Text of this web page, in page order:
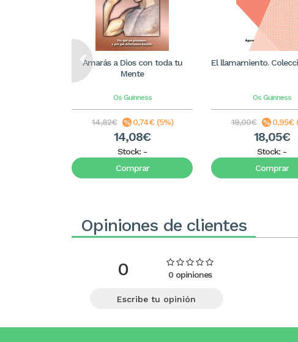
Amarás a Dios con toda tu
Mente
Os Guinness
14,82€ 0,74€ (5%)
14,08€
Stock: -
Comprar
El llamamiento.
Os Guinness
19,00€ 0,95€
18,05€
Stock: -
Comprar
Opiniones de clientes
0 0 opiniones
Escribe tu opinión